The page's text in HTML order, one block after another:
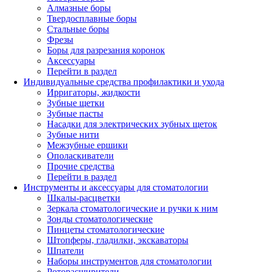
Алмазные боры
Твердосплавные боры
Стальные боры
Фрезы
Боры для разрезания коронок
Аксессуары
Перейти в раздел
Индивидуальные средства профилактики и ухода
Ирригаторы, жидкости
Зубные щетки
Зубные пасты
Насадки для электрических зубных щеток
Зубные нити
Межзубные ершики
Ополаскиватели
Прочие средства
Перейти в раздел
Инструменты и аксессуары для стоматологии
Шкалы-расцветки
Зеркала стоматологические и ручки к ним
Зонды стоматологические
Пинцеты стоматологические
Штопферы, гладилки, экскаваторы
Шпатели
Наборы инструментов для стоматологии